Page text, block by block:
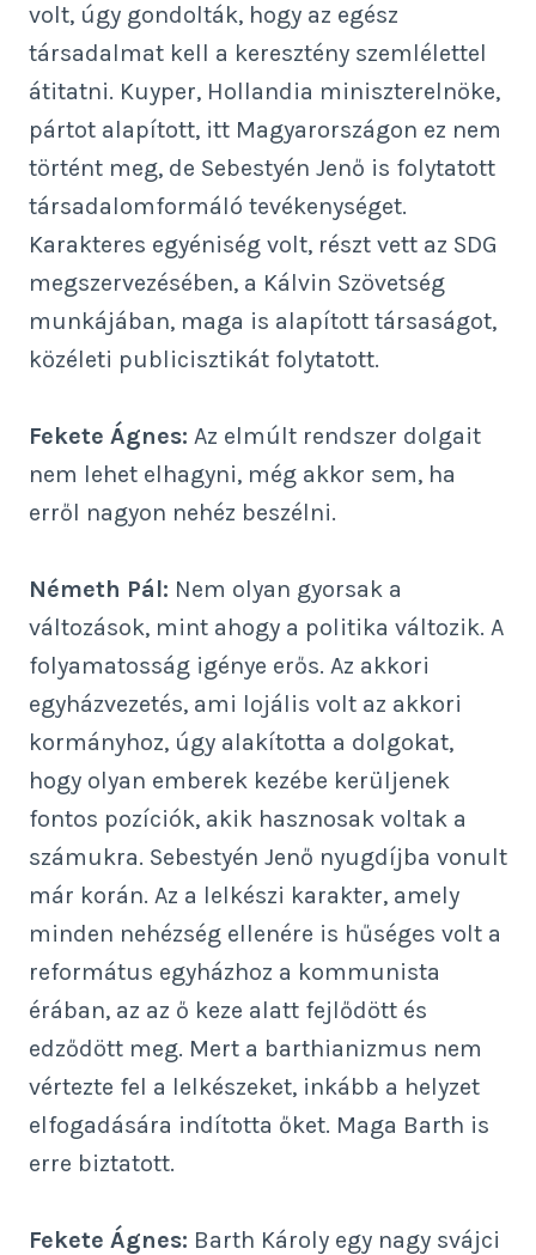
volt, úgy gondolták, hogy az egész
társadalmat kell a keresztény szemlélettel
átitatni. Kuyper, Hollandia miniszterelnöke,
pártot alapított, itt Magyarországon ez nem
történt meg, de Sebestyén Jenő is folytatott
társadalomformáló tevékenységet.
Karakteres egyéniség volt, részt vett az SDG
megszervezésében, a Kálvin Szövetség
munkájában, maga is alapított társaságot,
közéleti publicisztikát folytatott.
Fekete Ágnes: Az elmúlt rendszer dolgait
nem lehet elhagyni, még akkor sem, ha
erről nagyon nehéz beszélni.
Németh Pál: Nem olyan gyorsak a
változások, mint ahogy a politika változik. A
folyamatosság igénye erős. Az akkori
egyházvezetés, ami lojális volt az akkori
kormányhoz, úgy alakította a dolgokat,
hogy olyan emberek kezébe kerüljenek
fontos pozíciók, akik hasznosak voltak a
számukra. Sebestyén Jenő nyugdíjba vonult
már korán. Az a lelkészi karakter, amely
minden nehézség ellenére is hűséges volt a
református egyházhoz a kommunista
érában, az az ő keze alatt fejlődött és
edződött meg. Mert a barthianizmus nem
vértezte fel a lelkészeket, inkább a helyzet
elfogadására indította őket. Maga Barth is
erre biztatott.
Fekete Ágnes: Barth Károly egy nagy svájci